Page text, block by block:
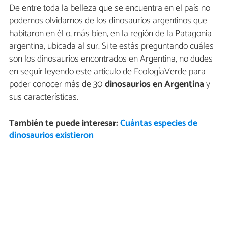
De entre toda la belleza que se encuentra en el país no
podemos olvidarnos de los dinosaurios argentinos que
habitaron en él o, más bien, en la región de la Patagonia
argentina, ubicada al sur. Si te estás preguntando cuáles
son los dinosaurios encontrados en Argentina, no dudes
en seguir leyendo este artículo de EcologíaVerde para
poder conocer más de 30dinosaurios en Argentinay
sus características.
También te puede interesar:Cuántas especies de
dinosaurios existieron